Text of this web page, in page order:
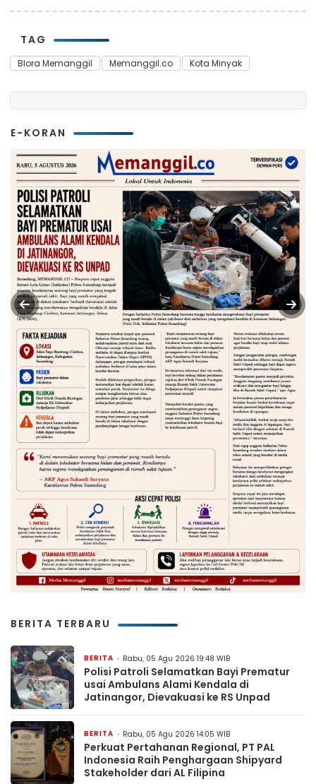
TAG
Blora Memanggil Memanggil.co Kota Minyak
E-KORAN
BERITA TERBARU
BERITA Rabu, 05 Agu 2026 19:48 WIB
Polisi Patroli Selamatkan Bayi Prematur
usai Ambulans Alami Kendala di
Jatinangor, Dievakuasi ke RS Unpad
BERITA Rabu, 05 Agu 2026 14:05 WIB
Perkuat Pertahanan Regional, PT PAL
Indonesia Raih Penghargaan Shipyard
Stakeholder dari AL Filipina